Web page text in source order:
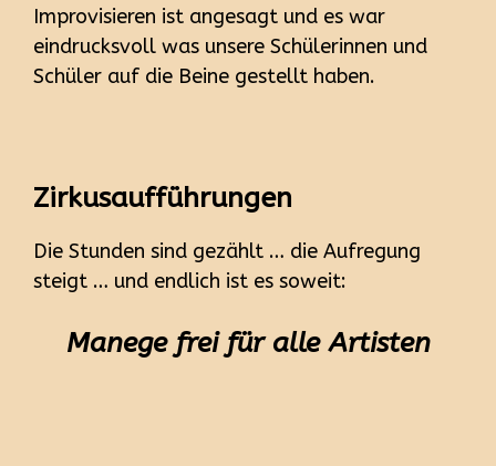
Improvisieren ist angesagt und es war
eindrucksvoll was unsere Schülerinnen und
Schüler auf die Beine gestellt haben.
Zirkusaufführungen
Die Stunden sind gezählt … die Aufregung
steigt … und endlich ist es soweit:
Manege frei für alle Artisten